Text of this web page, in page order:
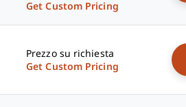
Get Custom Pricing
Prezzo su richiesta
Get Custom Pricing